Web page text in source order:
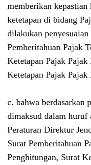
memberikan
ketetapan di bidang
dilakukan
Pemberitahuan Pajak
Ketetapan Pajak
Ketetapan Pajak
c. bahwa berdasarkan
dimaksud dalam huruf
Peraturan Direktur
Surat Pemberitahuan
Penghitungan, Surat